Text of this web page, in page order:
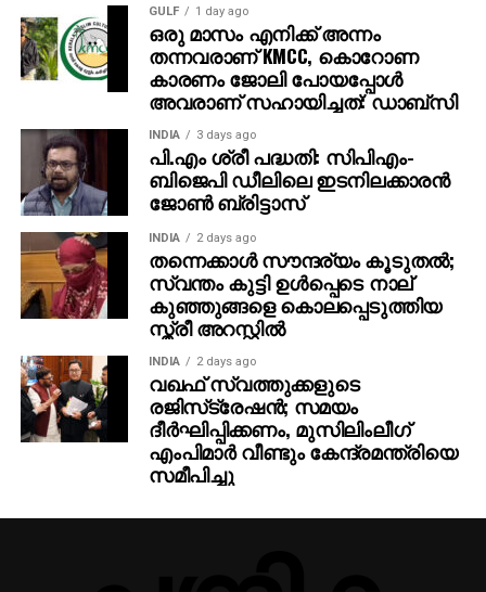
GULF 1 day ago
ഒരു മാസം എനിക്ക് അന്നം
തന്നവരാണ് KMCC, കൊറോണ
കാരണം ജോലി പോയപ്പോൾ
അവരാണ് സഹായിച്ചത്: ഡാബ്സി
INDIA 3 days ago
പി.എം ശ്രീ പദ്ധതി: സിപിഎം-
ബിജെപി ഡീലിലെ ഇടനിലക്കാരന്‍
ജോണ്‍ ബ്രിട്ടാസ്‌
INDIA 2 days ago
തന്നെക്കാള്‍ സൗന്ദര്യം കൂടുതല്‍;
സ്വന്തം കുട്ടി ഉള്‍പ്പെടെ നാല്
കുഞ്ഞുങ്ങളെ കൊലപ്പെടുത്തിയ
സ്ത്രീ അറസ്റ്റില്‍
INDIA 2 days ago
വഖഫ് സ്വത്തുക്കളുടെ
രജിസ്‌ട്രേഷന്‍; സമയം
ദീര്‍ഘിപ്പിക്കണം, മുസിലിംലീഗ്
എംപിമാര്‍ വീണ്ടും കേന്ദ്രമന്ത്രിയെ
സമീപിച്ചു